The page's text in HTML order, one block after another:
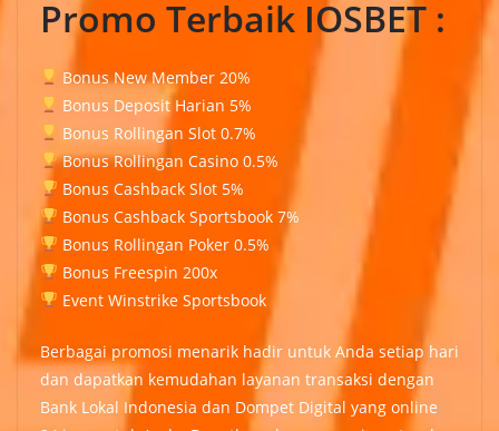
Promo Terbaik IOSBET :
Bonus New Member 20%
Bonus Deposit Harian 5%
Bonus Rollingan Slot 0.7%
Bonus Rollingan Casino 0.5%
Bonus Cashback Slot 5%
Bonus Cashback Sportsbook 7%
Bonus Rollingan Poker 0.5%
Bonus Freespin 200x
Event Winstrike Sportsbook
Berbagai promosi menarik hadir untuk Anda setiap hari
dan dapatkan kemudahan layanan transaksi dengan
Bank Lokal Indonesia dan Dompet Digital yang online